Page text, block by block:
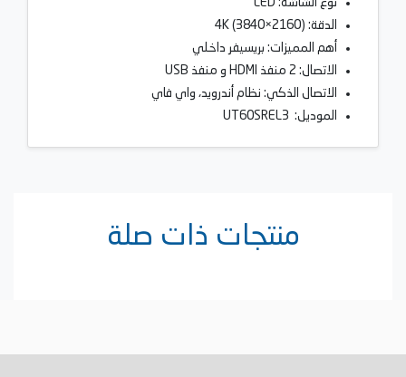
نوع الشاشة: LED
الدقة: 4K (3840×2160)
أهم المميزات: بريسيفر داخلي
الاتصال: 2 منفذ HDMI و منفذ USB
الاتصال الذكي: نظام أندرويد، واي فاي
الموديل: UT60SREL3
منتجات ذات صلة